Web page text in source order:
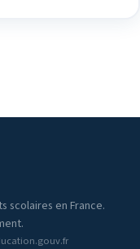
scolaires en France.